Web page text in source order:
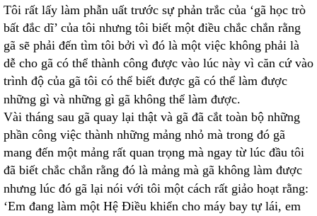
Tôi rất lấy làm phẫn uất trước sự phản trắc của ‘gã học trò
bất đắc dĩ’ của tôi nhưng tôi biết một điều chắc chắn rằng
gã sẽ phải đến tìm tôi bởi vì đó là một việc không phải là
dễ cho gã có thể thành công được vào lúc này vì căn cứ vào
trình độ của gã tôi có thể biết được gã có thể làm được
những gì và những gì gã không thể làm được.
Vài tháng sau gã quay lại thật và gã đã cắt toàn bộ những
phần công việc thành những mảng nhỏ mà trong đó gã
mang đến một mảng rất quan trọng mà ngay từ lúc đầu tôi
đã biết chắc chắn rằng đó là mảng mà gã không làm được
nhưng lúc đó gã lại nói với tôi một cách rất giảo hoạt rằng:
‘Em đang làm một Hệ Điều khiển cho máy bay tự lái, em